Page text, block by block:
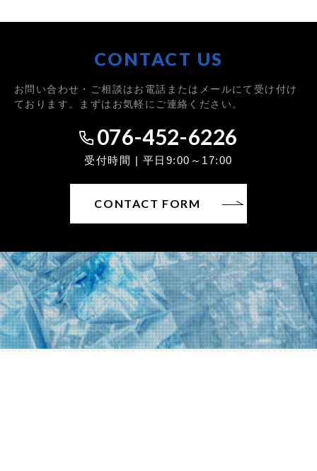
CONTACT US
お問い合わせ・ご相談はお電話またはメールにて受け付け
ております。まずはお気軽にご連絡ください。
076-452-6226
受付時間 | 平日9:00～17:00
CONTACT FORM